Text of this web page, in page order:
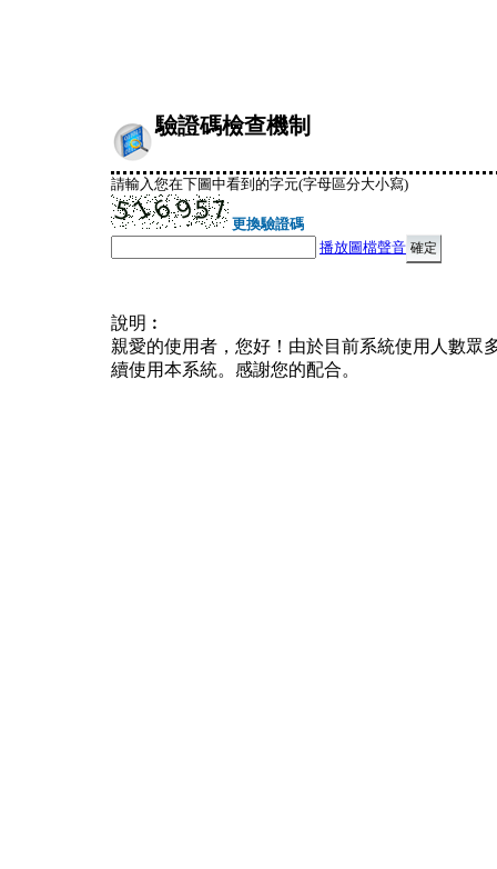
驗證碼檢查機制
請輸入您在下圖中看到的字元(字母區分大小寫)
更換驗證碼
播放圖檔聲音
說明︰
親愛的使用者，您好！由於目前系統使用人數眾
續使用本系統。感謝您的配合。